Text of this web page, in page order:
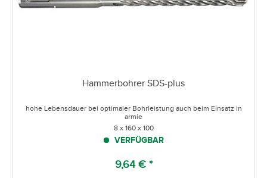
Hammerbohrer SDS-plus
hohe Lebensdauer bei optimaler Bohrleistung auch beim Einsatz in
armie
8 x 160 x 100
VERFÜGBAR
9,64 € *